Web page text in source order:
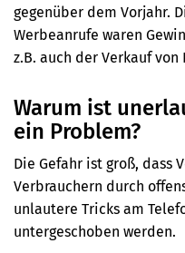
gegenüber dem Vorjahr.
Werbeanrufe waren
z.B. auch der Verkauf
Warum ist
ein Problem?
Die Gefahr ist groß, dass
Verbrauchern durch
unlautere Tricks am
untergeschoben werden.